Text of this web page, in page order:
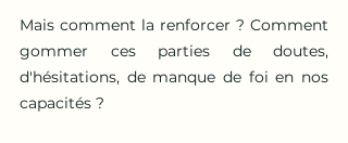
Mais comment la renforcer ? Comment
gommer ces parties de doutes,
d'hésitations, de manque de foi en nos
capacités ?